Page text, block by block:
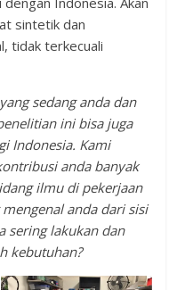
sintetik dan
tidak terkecuali
sedang anda dan
ini bisa juga
Indonesia. Kami
anda banyak
ilmu di pekerjaan
anda dari sisi
sering lakukan dan
kebutuhan?